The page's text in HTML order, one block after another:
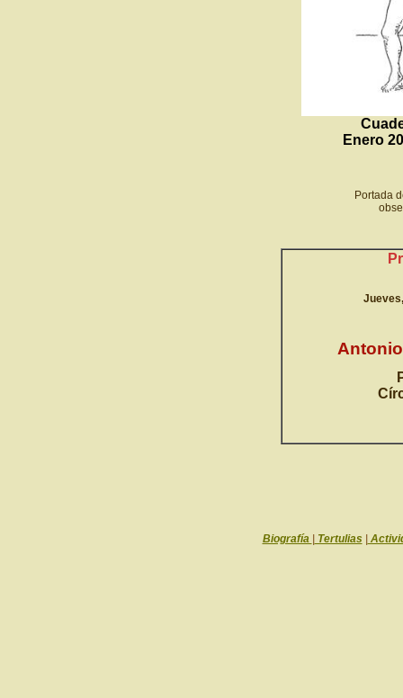
Enero
Portada
Biografía Tertulias